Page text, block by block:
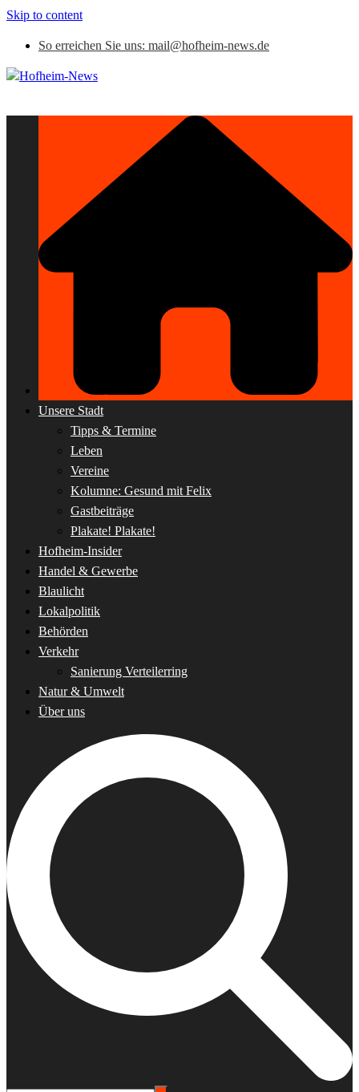
Skip to content
So erreichen Sie uns: mail@hofheim-news.de
Unsere Stadt
Tipps & Termine
Leben
Vereine
Kolumne: Gesund mit Felix
Gastbeiträge
Plakate! Plakate!
Hofheim-Insider
Handel & Gewerbe
Blaulicht
Lokalpolitik
Behörden
Verkehr
Sanierung Verteilerring
Natur & Umwelt
Über uns